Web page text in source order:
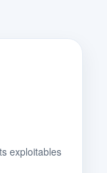
exploitables